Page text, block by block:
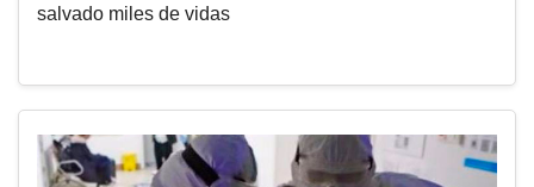
salvado miles de vidas